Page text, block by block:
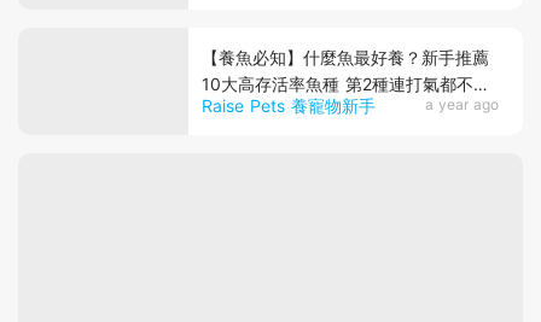
Raise Pets 養寵物新手 a year ago
【養魚必知】什麼魚最好養？新手推薦
10大高存活率魚種 第2種連打氣都不
用！